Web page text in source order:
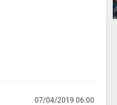
07/04/2019 06:00